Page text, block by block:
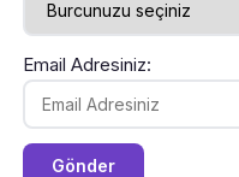
Email Adresiniz: